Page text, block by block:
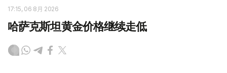
17:15, 06 8月 2026
哈萨克斯坦黄金价格继续走低